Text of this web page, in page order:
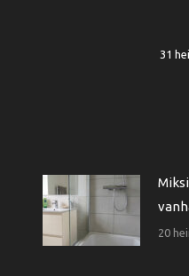
31
20